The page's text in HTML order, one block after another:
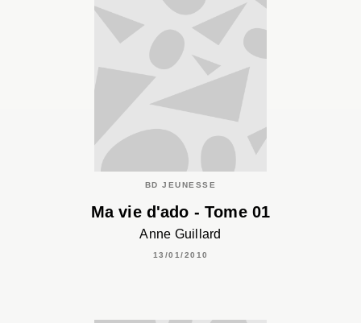
BD JEUNESSE
Ma vie d'ado - Tome 01
Anne Guillard
13/01/2010